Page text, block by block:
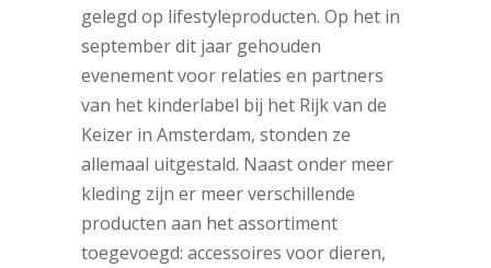
gelegd op lifestyleproducten. Op het in
september dit jaar gehouden
evenement voor relaties en partners
van het kinderlabel bij het Rijk van de
Keizer in Amsterdam, stonden ze
allemaal uitgestald. Naast onder meer
kleding zijn er meer verschillende
producten aan het assortiment
toegevoegd: accessoires voor dieren,